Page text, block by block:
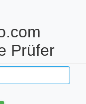
Prüfer